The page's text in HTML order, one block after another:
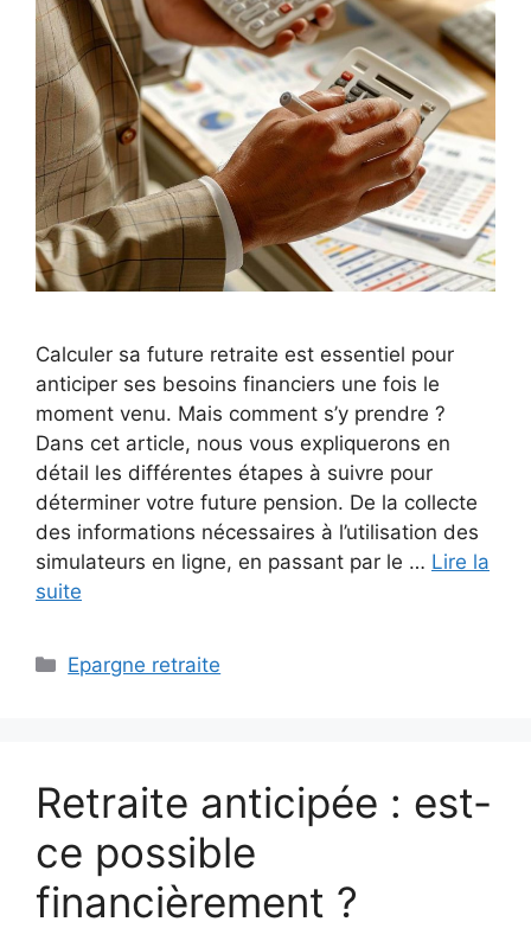
Calculer sa future retraite est essentiel pour
anticiper ses besoins financiers une fois le
moment venu. Mais comment s’y prendre ?
Dans cet article, nous vous expliquerons en
détail les différentes étapes à suivre pour
déterminer votre future pension. De la collecte
des informations nécessaires à l’utilisation des
simulateurs en ligne, en passant par le … Lire la
suite
Catégories
Epargne retraite
Retraite anticipée : est-
ce possible
financièrement ?